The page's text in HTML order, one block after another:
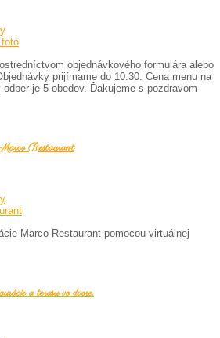
objednávkového formulára alebo
prijímame do 10:30. Cena menu na
je 5 obedov. Ďakujeme s pozdravom
Restaurant
Marco Restaurant pomocou virtuálnej
a terasu vo dvore.